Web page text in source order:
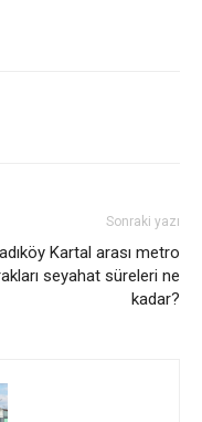
Sonraki yazı
Kartal arası metro
seyahat süreleri ne
kadar?